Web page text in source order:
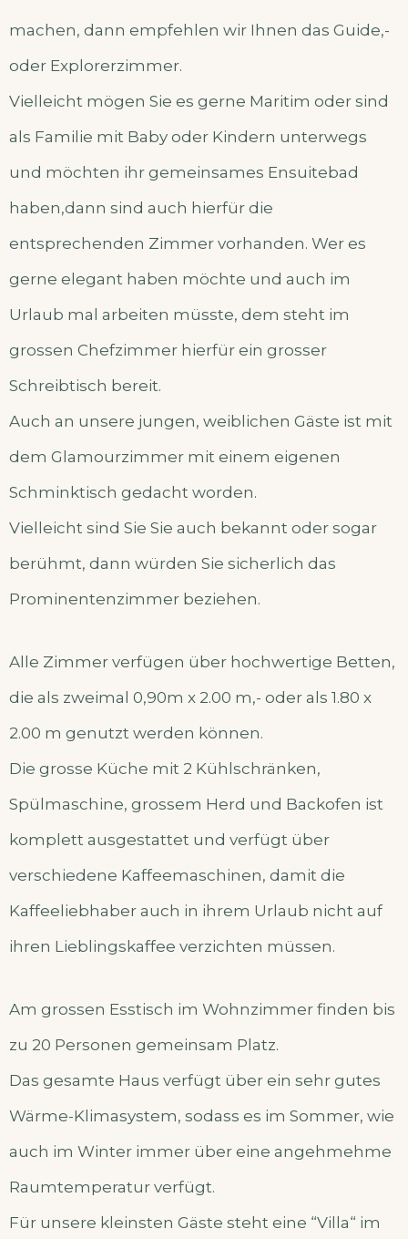
machen, dann empfehlen wir Ihnen das Guide,-
oder Explorerzimmer.
Vielleicht mögen Sie es gerne Maritim oder sind
als Familie mit Baby oder Kindern unterwegs
und möchten ihr gemeinsames Ensuitebad
haben,dann sind auch hierfür die
entsprechenden Zimmer vorhanden. Wer es
gerne elegant haben möchte und auch im
Urlaub mal arbeiten müsste, dem steht im
grossen Chefzimmer hierfür ein grosser
Schreibtisch bereit.
Auch an unsere jungen, weiblichen Gäste ist mit
dem Glamourzimmer mit einem eigenen
Schminktisch gedacht worden.
Vielleicht sind Sie Sie auch bekannt oder sogar
berühmt, dann würden Sie sicherlich das
Prominentenzimmer beziehen.
Alle Zimmer verfügen über hochwertige Betten,
die als zweimal 0,90m x 2.00 m,- oder als 1.80 x
2.00 m genutzt werden können.
Die grosse Küche mit 2 Kühlschränken,
Spülmaschine, grossem Herd und Backofen ist
komplett ausgestattet und verfügt über
verschiedene Kaffeemaschinen, damit die
Kaffeeliebhaber auch in ihrem Urlaub nicht auf
ihren Lieblingskaffee verzichten müssen.
Am grossen Esstisch im Wohnzimmer finden bis
zu 20 Personen gemeinsam Platz.
Das gesamte Haus verfügt über ein sehr gutes
Wärme-Klimasystem, sodass es im Sommer, wie
auch im Winter immer über eine angehmehme
Raumtemperatur verfügt.
Für unsere kleinsten Gäste steht eine “Villa“ im